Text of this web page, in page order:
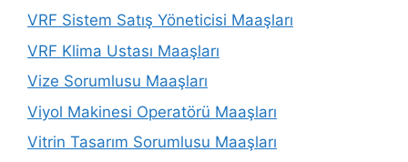
VRF Sistem Satış Yöneticisi Maaşları
VRF Klima Ustası Maaşları
Vize Sorumlusu Maaşları
Viyol Makinesi Operatörü Maaşları
Vitrin Tasarım Sorumlusu Maaşları